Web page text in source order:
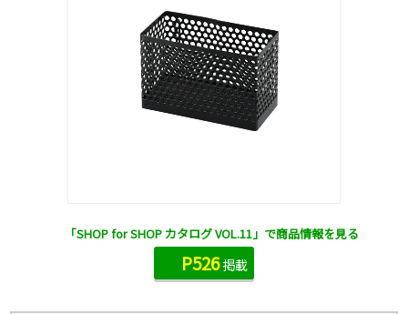
「SHOP for SHOP カタログ VOL.11」で商品情報を見る
P526掲載